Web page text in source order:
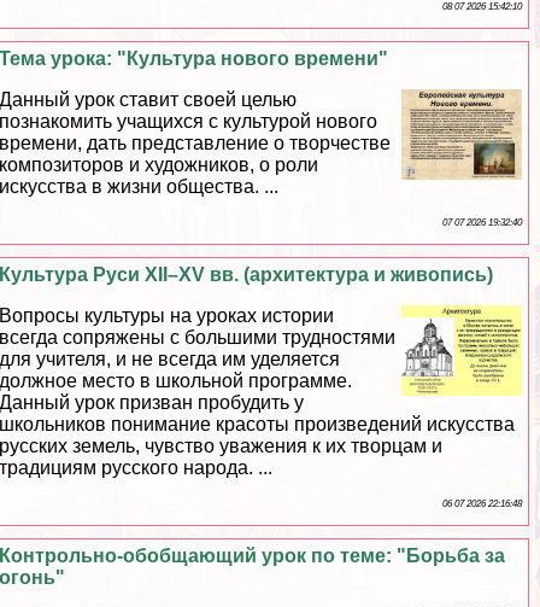
08 07 2026 15:42:10
Тема урока: "Культура нового времени"
Данный урок ставит своей целью
познакомить учащихся с культурой нового
времени, дать представление о творчестве
композиторов и художников, о роли
искусства в жизни общества. ...
07 07 2026 19:32:40
Культура Руси XII–XV вв. (архитектура и живопись)
Вопросы культуры на уроках истории
всегда сопряжены с большими трудностями
для учителя, и не всегда им уделяется
должное место в школьной программе.
Данный урок призван пробудить у
школьников понимание красоты произведений искусства
русских земель, чувство уважения к их творцам и
традициям русского народа. ...
06 07 2026 22:16:48
Контрольно-обобщающий урок по теме: "Борьба за
огонь"